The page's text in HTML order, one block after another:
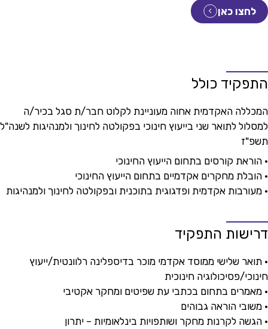
לחצו כאן
התפקיד כולל
המכללה האקדמית אחוה מעוניינת לקלוט חבר/ת סגל בכיר/ה
למסלול לתואר שני בייעוץ חינוכי בפקולטה לחינוך ולמנהיגות לשנה"ל
תשפ"ז
• הוראת קורסים בתחום הייעוץ החינוכי
• הובלת מחקרים אקדמיים בתחום הייעוץ החינוכי
• מעורבות אקדמית ופדגוגית בתוכנית ובפקולטה לחינוך ולמנהיגות
דרישות התפקיד
• תואר שלישי ממוסד אקדמי מוכר בדיספלינה רלוונטית/ייעוץ
חינוכי/פסיכולוגיה חינוכית
• מאמרים בתחום בכתבי עת שפיטים ומחקר אקטיבי
• משובי הוראה גבוהים
• הגשה לקרנות מחקר ושותפויות בינלאומיות – יתרון